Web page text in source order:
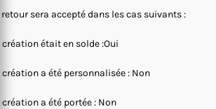
retour sera accepté dans les cas suivants :
création était en solde :Oui
création a été personnalisée : Non
création a été portée : Non